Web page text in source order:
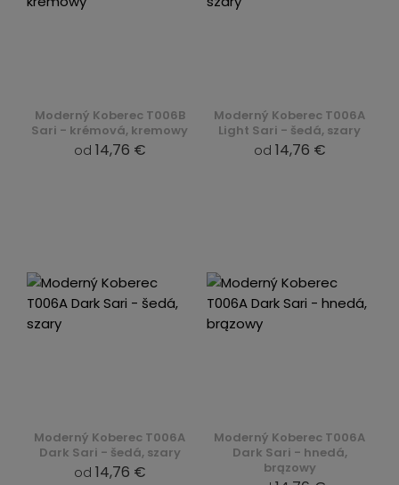
Moderný Koberec T006B
Sari - krémová, kremowy
od 14,76 €
Moderný Koberec T006A
Light Sari - šedá, szary
od 14,76 €
Moderný Koberec T006A
Dark Sari - šedá, szary
od 14,76 €
Moderný Koberec T006A
Dark Sari - hnedá,
brązowy